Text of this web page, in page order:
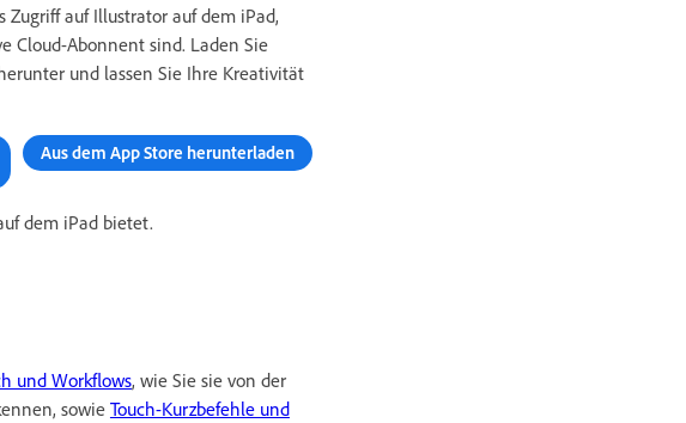
Zugriff auf Illustrator auf dem iPad,
Cloud-Abonnent sind. Laden Sie
und lassen Sie Ihre Kreativität
Aus dem App Store herunterladen
dem iPad bietet.
und Workflows, wie Sie sie von der
sowie Touch-Kurzbefehle und